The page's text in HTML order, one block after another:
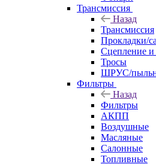
Трансмиссия
Назад
Трансмиссия
Прокладки/
Сцепление и
Тросы
ШРУС/
Фильтры
Назад
Фильтры
АКПП
Воздушные
Масляные
Салонные
Топливные